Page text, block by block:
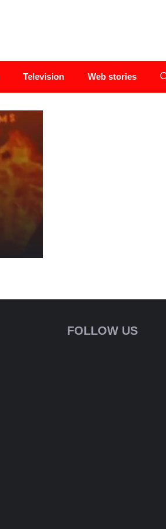
Television Web stories
FOLLOW US